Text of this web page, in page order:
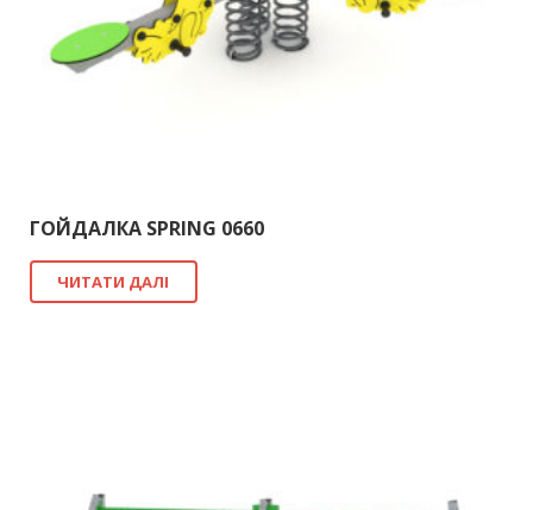
ГОЙДАЛКА SPRING 0660
ЧИТАТИ ДАЛІ